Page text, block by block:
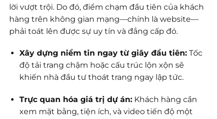
lời vượt trội. Do đó, điểm chạm đầu tiên của khách
hàng trên không gian mạng—chính là website—
phải toát lên được sự uy tín và đẳng cấp đó.
Xây dựng niềm tin ngay từ giây đầu tiên: Tốc
độ tải trang chậm hoặc cấu trúc lộn xộn sẽ
khiến nhà đầu tư thoát trang ngay lập tức.
Trực quan hóa giá trị dự án: Khách hàng cần
xem mặt bằng, tiện ích, và video tiến độ một